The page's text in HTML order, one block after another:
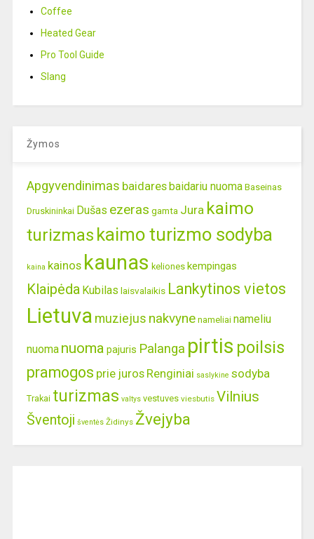
Coffee
Heated Gear
Pro Tool Guide
Slang
Žymos
Apgyvendinimas baidares baidariu nuoma Baseinas
Druskininkai Dušas ezeras gamta Jura kaimo
turizmas kaimo turizmo sodyba
kaina kainos kaunas keliones kempingas
Klaipėda Kubilas laisvalaikis Lankytinos vietos
Lietuva muziejus nakvyne nameliai nameliu
nuoma nuoma pajuris Palanga pirtis poilsis
pramogos prie juros Renginiai saslykine sodyba
Trakai turizmas valtys vestuves viesbutis Vilnius
Šventoji šventės Židinys Žvejyba